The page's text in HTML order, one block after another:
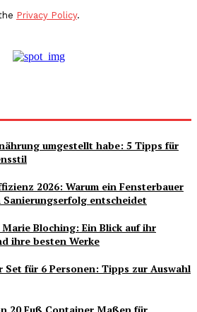
Privacy Policy.
umgestellt habe: 5 Tipps für
2026: Warum ein Fensterbauer
entscheidet
Bloching: Ein Blick auf ihr
ihre besten Werke
Set für 6 Personen: Tipps zur Auswahl